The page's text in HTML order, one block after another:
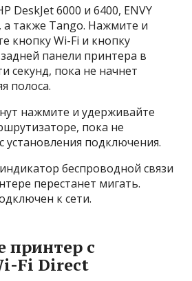
DeskJet 6000 и 6400, ENVY
а также Tango. Нажмите и
кнопку Wi-Fi и кнопку
панели принтера в
секунд, пока не начнет
полоса.
нажмите и удерживайте
пока не
установления подключения.
беспроводной связи
перестанет мигать.
к сети.
принтер с
Fi Direct